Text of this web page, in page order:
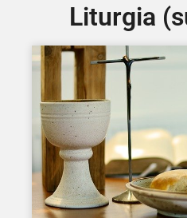
Liturgia